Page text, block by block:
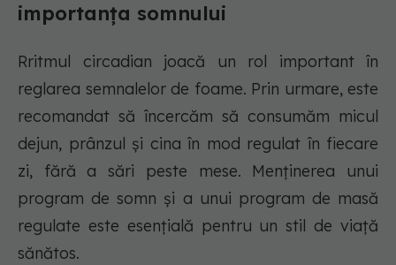
importanța somnului
Rritmul circadian joacă un rol important în
reglarea semnalelor de foame. Prin urmare, este
recomandat să încercăm să consumăm micul
dejun, prânzul și cina în mod regulat în fiecare
zi, fără a sări peste mese. Menținerea unui
program de somn și a unui program de masă
regulate este esențială pentru un stil de viață
sănătos.